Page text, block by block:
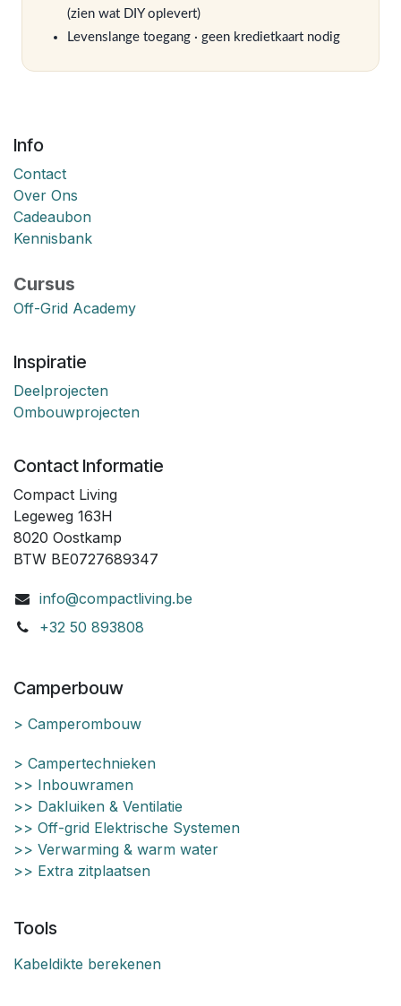
▸ Maak gratis account aan
(zien wat DIY oplevert)
Levenslange toegang · geen kredietkaart nodig
Info
Contact
Over Ons
Cadeaubon
Kennisbank
Cursus
Off-Grid Academy
Inspiratie
Deelprojecten
Ombouwprojecten
Contact Informatie
Compact Living
Legeweg 163H
8020 Oostkamp
BTW BE0727689347
info@compactliving.be
+32 50 893808
Camperbouw
> Camperombouw
> Campertechnieken
>> Inbouwramen
>> Dakluiken & Ventilatie
>> Off-grid Elektrische Systemen
>> Verwarming & warm water
>> Extra zitplaatsen
Tools
Kabeldikte berekenen